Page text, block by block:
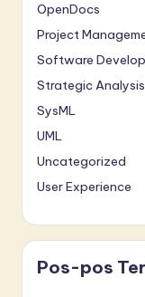
OpenDocs
Project
Software
Strategic Analysis
SysML
UML
Uncategorized
User Experience
Pos-pos